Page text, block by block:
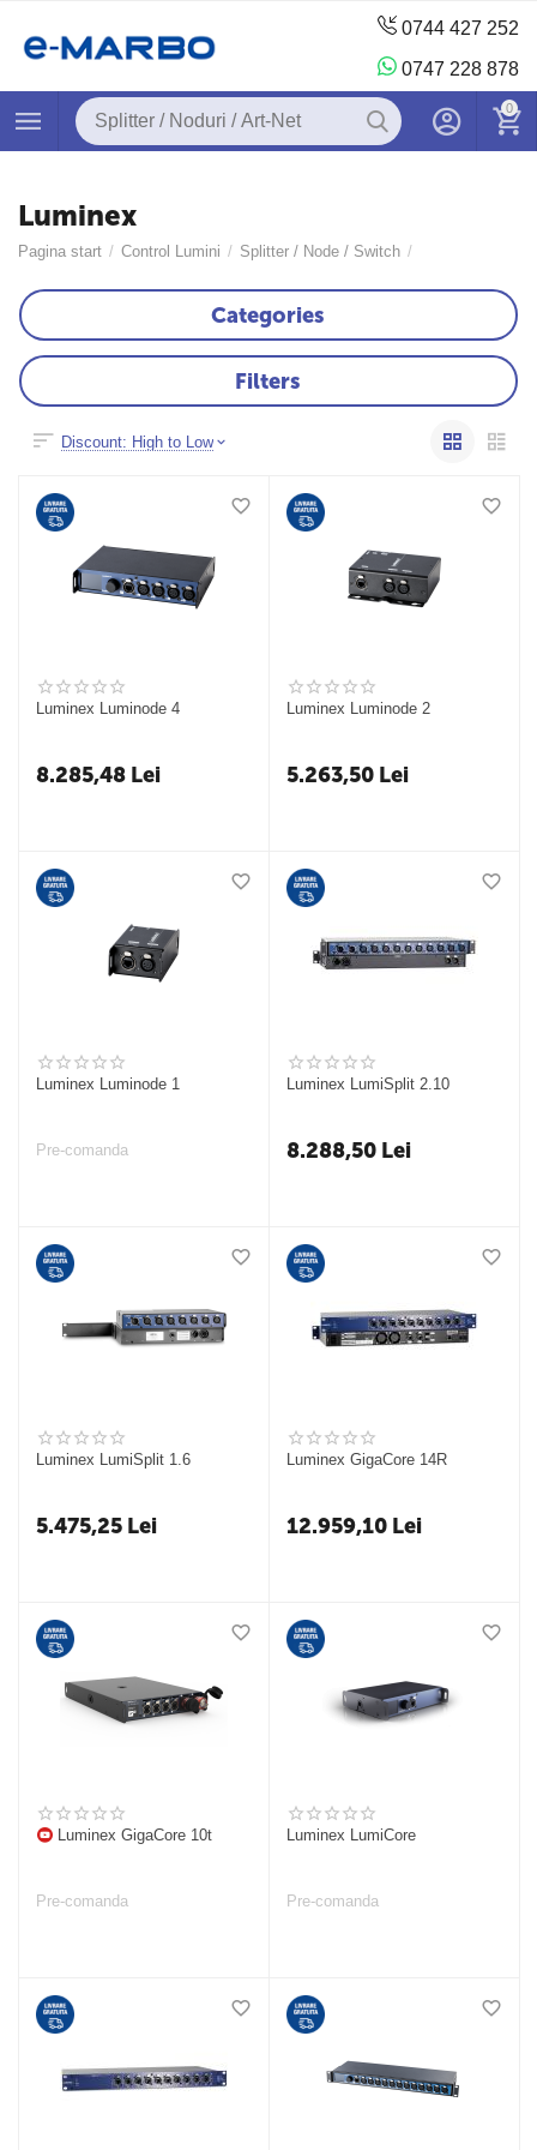
0744 427 252
0747 228 878
0
Luminex
Pagina start / Control Lumini / Splitter / Node / Switch /
Categories
Filters
Discount: High to Low
Luminex Luminode 4
8.285,48 Lei
Luminex Luminode 2
5.263,50 Lei
Luminex Luminode 1
Pre-comanda
Luminex LumiSplit 2.10
8.288,50 Lei
Luminex LumiSplit 1.6
5.475,25 Lei
Luminex GigaCore 14R
12.959,10 Lei
Luminex GigaCore 10t
Pre-comanda
Luminex LumiCore
Pre-comanda